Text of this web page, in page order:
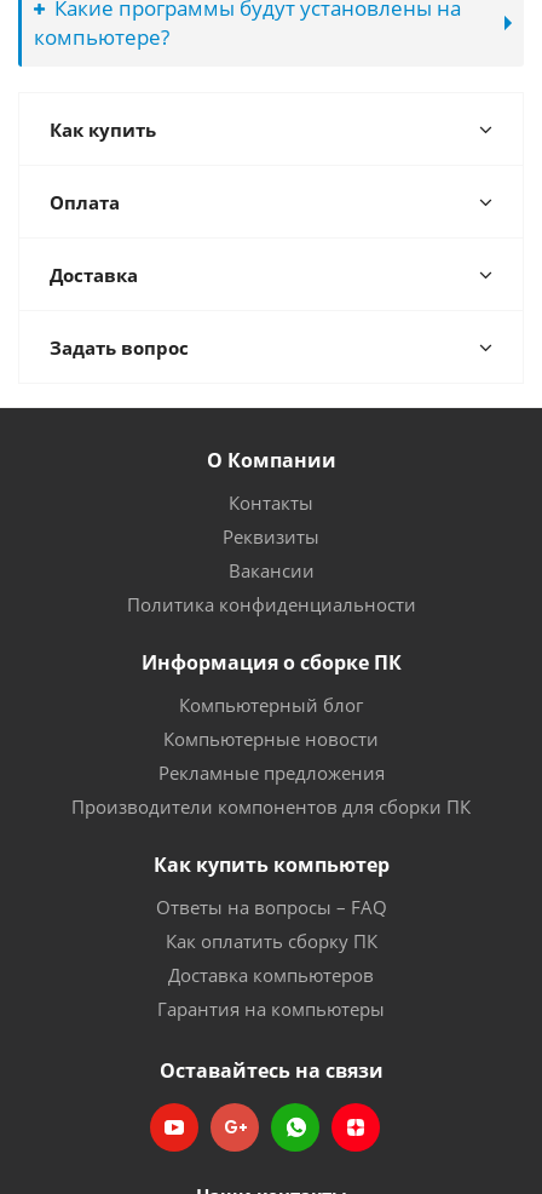
Какие программы будут установлены на
компьютере?
Как купить
Оплата
Доставка
Задать вопрос
О Компании
Контакты
Реквизиты
Вакансии
Политика конфиденциальности
Информация о сборке ПК
Компьютерный блог
Компьютерные новости
Рекламные предложения
Производители компонентов для сборки ПК
Как купить компьютер
Ответы на вопросы – FAQ
Как оплатить сборку ПК
Доставка компьютеров
Гарантия на компьютеры
Оставайтесь на связи